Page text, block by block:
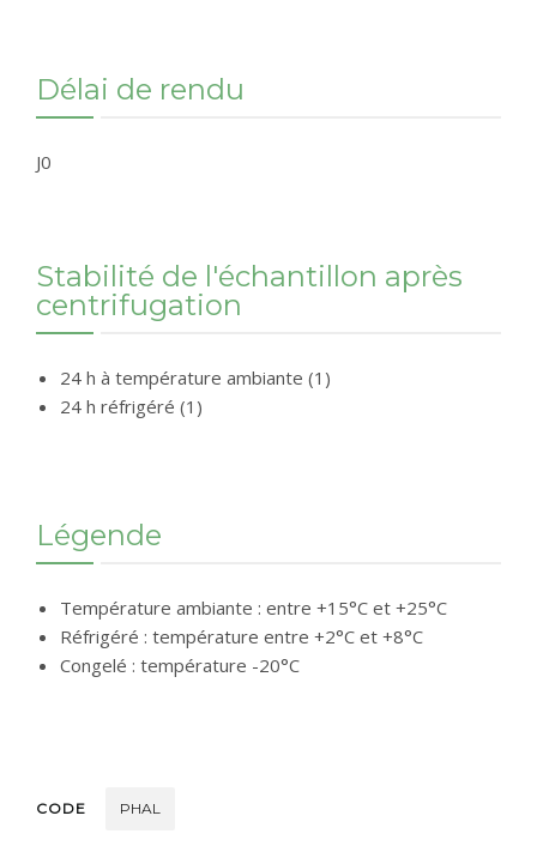
Délai de rendu
J0
Stabilité de l'échantillon après
centrifugation
24 h à température ambiante (1)
24 h réfrigéré (1)
Légende
Température ambiante : entre +15°C et +25°C
Réfrigéré : température entre +2°C et +8°C
Congelé : température -20°C
CODE PHAL